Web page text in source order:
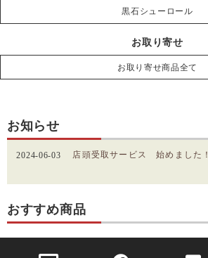
黒石シューロール
お取り寄せ
お取り寄せ商品全て
お知らせ
2024-06-03
店頭受取サービス 始めました！
おすすめ商品